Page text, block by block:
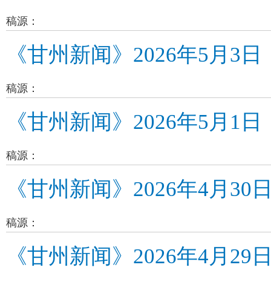
稿源：
《甘州新闻》2026年5月3日
稿源：
《甘州新闻》2026年5月1日
稿源：
《甘州新闻》2026年4月30
稿源：
《甘州新闻》2026年4月29